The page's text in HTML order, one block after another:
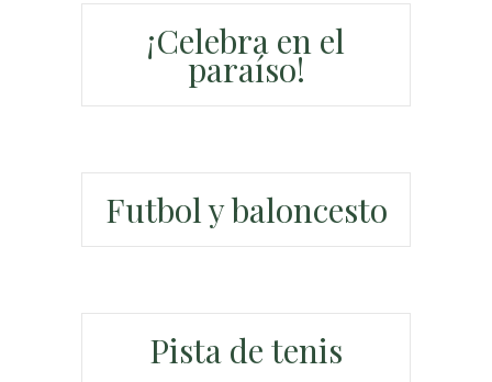
¡Celebra en el
paraíso!
Futbol y baloncesto
Pista de tenis